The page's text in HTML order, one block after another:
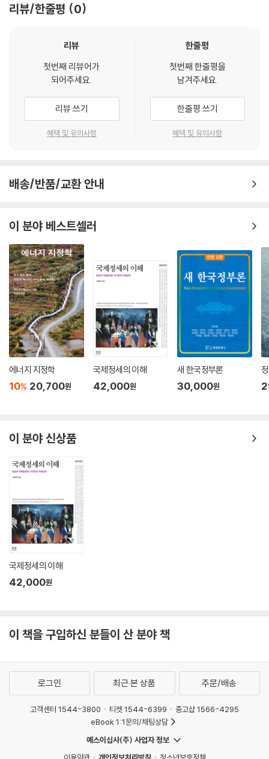
난에 따른 영양결핍을 비롯하여 각종 감염병의 창궐로 북한 전역에서 사상
도주의 원칙을 따라 국제기구와 남한은 대북지원 등의 명목으로 많은 지원
에는 역부족이었으며, 무상의료가 쇠퇴하고 유상의료가 현실이 되면서 북
한 주민들은 자발적으로 적응하고 진화하였다. 이러한 변화에 따라, 각급
병원에서는 1990년대부터 치료약을 환자가 직접 구해 오도록 하는 자구
책을 실시하기 시작하였고 결국 북한에서도 돈이 있어야 약을 구하는 상황
이 현실화되었다. 이 과정에서 민간의료시장의 한 부분으로써 장마당이 중
북한은 1990년대 경제 침체로 인한 고난의 행군 시기를 겪으면서 인민경
남한 등의 외부 원조에 의존하게 되었다. 이에 따라 북한의 보건의료 조직
체계를 이해하는 데 있어서 북한 내의 보건의료 원조 수원 조직체계를 이
해하는 것이 중요하게 되었다.
북한의 조직 체계 특성상 각각의 수원 조직들은 다른 국가기관들과 마찬가
지로 모든 정책 결정 과정이 조선로동당의 지도하에 집행된다. 북한은 대
외원조 수원 과정에 있어 남한으로부터 원조의 경우에는 조선로동당 당중
앙위원회의 대남정책 전문부서인 통일전선부가, 국제원조의 경우 조선로
동당 국제부가 관련 정책을 결정한다. 대외원조와 관련된 정책 집행과 실
무 담당은 원조 공여 주체와 그 내용에 따라 당과 내각, 외곽단체 소속의 다
양한 기관들이 역할을 담당하고 있다.(58쪽)
북한 주민의 정신 건강정신 건강에 관한 정보는 다른 질병영역에 비해 부
시기 동안 외상, 스트레스, 우울 등의 심리적, 정신적 고통을 수반하는 것
으로 알려져 있으며 이는 독일 통일 당시 경험과 일반 난민을 대상으로 한
연구에서도 발견되는 현상이다. 이와 같은 남한 내 북한이탈주민을 대상으
로 한 정신건강 연구는 현재 이들의 삶의 질 향상을 위해서도 필요하지만
통일 이후 남북한의 사회통합 과정을 대비해서라도 필요한 영역이다.(123
쪽)
대북 보건의료 지원은 북한 주민의 건강권과 직결되는 문제로 한민족이라
는 동포애 정신의 구현과 북한의 인도적 위기 개선이라는 중요한 의의를
지닌다. 대북 보건의료 지원은 남북관계, 국제사회의 정치적 상황과 연계
되지 않는 기본 원칙을 바탕으로 남북 간의 화해와 협력을 실천하는 영역
이다. 따라서 앞서 분석한 국내외 대북 보건의료 지원을 요약 및 분석하여
효과가 기대된다. 우선 남북 보건의료 R&D를 통하여 이전보다는 북한의
질병부담 파악이 용이해짐으로써 통일대비 한반도의 건강증진을 위한 대
책 마련이 가능하다. 또한 남북한의 협력을 통해 상호 역량을 강화한다면
남북 보건의료 기술 수준의 차이를 감소시키는 한편, 기술 및 산업 개발을
통한 공동이익의 창출도 가능하다. 궁극적으로는 남북 보건의료 R&D가
리뷰/한줄평 0
리뷰
첫번째 리뷰어가
되어주세요.
리뷰 쓰기
혜택 및 유의사항
한줄평
첫번째 한줄평을
남겨주세요.
한줄평 쓰기
혜택 및 유의사항
배송/반품/교환 안내
이 분야 베스트셀러
에너지 지정학
10% 20,700원
국제정세의 이해
42,000원
새 한국정부론
30,000원
이 분야 신상품
국제정세의 이해
42,000원
이 책을 구입하신 분들이 산 분야 책
로그인 최근 본 상품 주문/배송
고객센터 1544-3800 티켓 1544-6399
중고샵 1566-4295
eBook 1:1문의/채팅상담
예스이십사(주) 사업자 정보